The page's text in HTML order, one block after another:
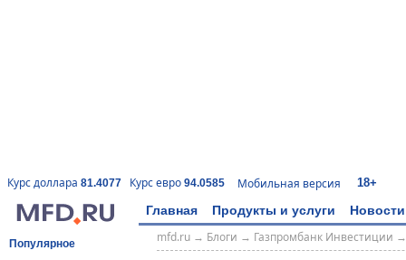
Курс доллара 81.4077 Курс евро 94.0585 Мобильная версия 18+
Главная Продукты и услуги Новости
Популярное
mfd.ru→ Блоги → Газпромбанк Инвестиции